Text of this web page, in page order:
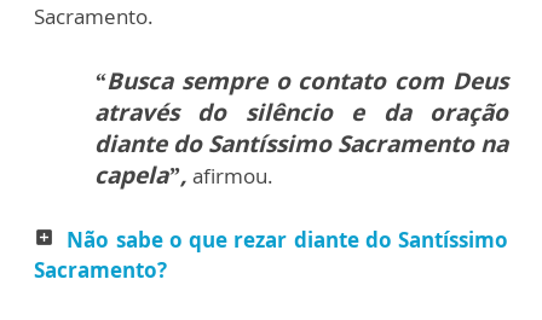
Sacramento.
“Busca sempre o contato com Deus
através do silêncio e da oração
diante do Santíssimo Sacramento na
capela”, afirmou.
add_box
Não sabe o que rezar diante do Santíssimo
Sacramento?